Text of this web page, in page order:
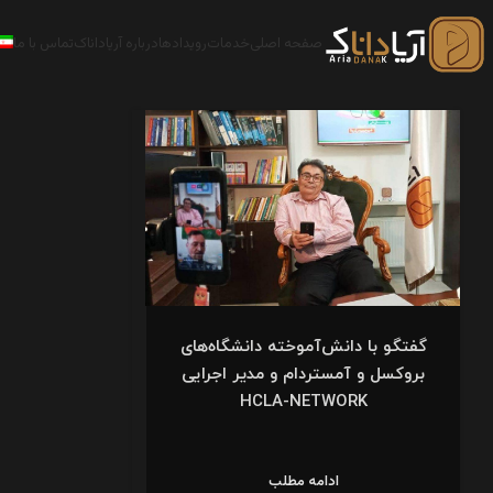
صفحه اصلی خدمات رویدادها درباره آریاداناکتماس با ما
گفتگو با دانش‌آموخته دانشگاه‌های
بروکسل و آمستردام و مدیر اجرایی
HCLA-NETWORK
ادامه مطلب